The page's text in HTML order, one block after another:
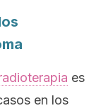
es
en los